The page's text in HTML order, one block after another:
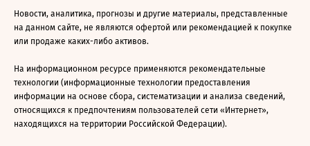
Новости, аналитика, прогнозы и другие материалы, представленные
на данном сайте, не являются офертой или рекомендацией к покупке
или продаже каких-либо активов.
На информационном ресурсе применяются рекомендательные
технологии (информационные технологии предоставления
информации на основе сбора, систематизации и анализа сведений,
относящихся к предпочтениям пользователей сети «Интернет»,
находящихся на территории Российской Федерации).